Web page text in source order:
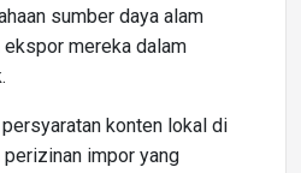
sumber daya alam
mereka dalam
konten lokal di
impor yang